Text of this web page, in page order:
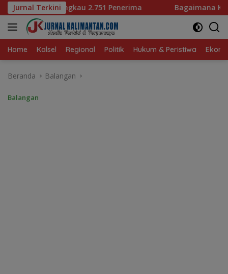
Langsung
ke
konten
Jurnal Terkini Bagaimana KIP Hadapi Deepfake dan Hoaks?
Home Kalsel Regional Politik Hukum & Peristiwa
Beranda Balangan
Balangan